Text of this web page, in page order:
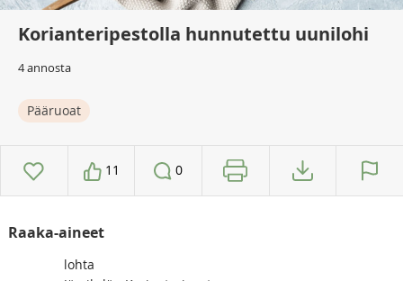
Korianteripestolla hunnutettu uunilohi
4 annosta
Pääruoat
11 0
Raaka-aineet
lohta